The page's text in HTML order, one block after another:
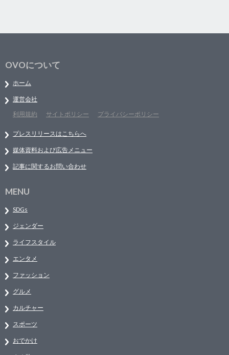
OVOについて
ホーム
運営会社
利用規約
サイトポリシー プライバシーポリシー
プレスリリースはこちらへ
媒体資料および広告メニュー
記事に関するお問い合わせ
MENU
SDGs
ジェンダー
ライフスタイル
エンタメ
ファッション
グルメ
カルチャー
スポーツ
おでかけ